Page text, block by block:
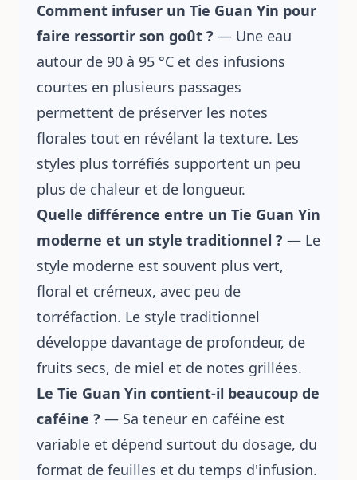
Comment infuser un Tie Guan Yin pour
faire ressortir son goût ? — Une eau
autour de 90 à 95 °C et des infusions
courtes en plusieurs passages
permettent de préserver les notes
florales tout en révélant la texture. Les
styles plus torréfiés supportent un peu
plus de chaleur et de longueur.
Quelle différence entre un Tie Guan Yin
moderne et un style traditionnel ? — Le
style moderne est souvent plus vert,
floral et crémeux, avec peu de
torréfaction. Le style traditionnel
développe davantage de profondeur, de
fruits secs, de miel et de notes grillées.
Le Tie Guan Yin contient-il beaucoup de
caféine ? — Sa teneur en caféine est
variable et dépend surtout du dosage, du
format de feuilles et du temps d'infusion.